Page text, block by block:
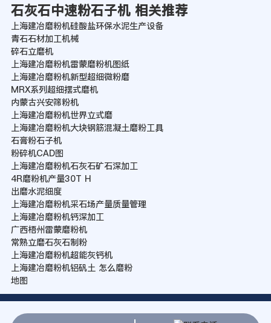
石灰石中速粉石子机 相关推荐
上海建冶磨粉机硅酸盐环保水泥生产设备
青石石材加工机械
碎石立磨机
上海建冶磨粉机雷蒙磨粉机图纸
上海建冶磨粉机新型超细微粉磨
MRX系列超细摆式磨机
内蒙古兴安筛粉机
上海建冶磨粉机世界立式磨
上海建冶磨粉机大块钢筋混凝土磨粉工具
石膏粉石子机
粉碎机CAD图
上海建冶磨粉机石灰石矿石深加工
4R磨粉机产量30T H
出磨水泥细度
上海建冶磨粉机采石场产量质量管理
上海建冶磨粉机钙深加工
广西梧州雷蒙磨粉机
常熟立磨石灰石制粉
上海建冶磨粉机超能灰钙机
上海建冶磨粉机铝矾土 怎么磨粉
地图